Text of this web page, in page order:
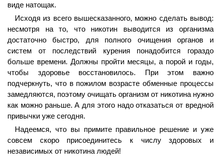
виде натощак.
Исходя из всего вышесказанного, можно сделать вывод:
несмотря на то, что никотин выводится из организма
достаточно быстро, для полного очищения органов и
систем от последствий курения понадобится гораздо
больше времени. Должны пройти месяцы, а порой и годы,
чтобы здоровье восстановилось. При этом важно
подчеркнуть, что в пожилом возрасте обменные процессы
замедляются, поэтому очищать организм от никотина нужно
как можно раньше. А для этого надо отказаться от вредной
привычки уже сегодня.
Надеемся, что вы примите правильное решение и уже
совсем скоро присоединитесь к числу здоровых и
независимых от никотина людей!